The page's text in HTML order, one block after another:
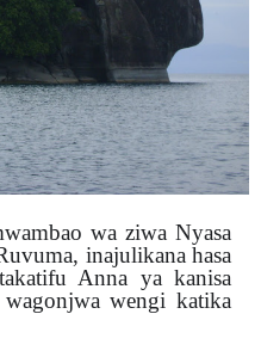
wa ziwa Nyasa
inajulikana hasa
Anna ya kanisa
wengi katika